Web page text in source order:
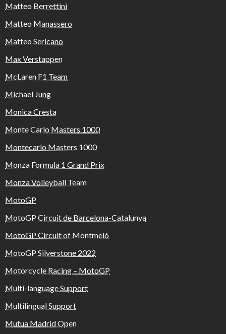
Matteo Berrettini
Matteo Manassero
Matteo Sericano
Max Verstappen
McLaren F1 Team
Michael Jung
Monica Cresta
Monte Carlo Masters 1000
Montecarlo Masters 1000
Monza Formula 1 Grand Prix
Monza Volleyball Team
MotoGP
MotoGP Circuit de Barcelona-Catalunya
MotoGP Circuit of Montmeló
MotoGP Silverstone 2022
Motorcycle Racing – MotoGP
Multi-language Support
Multilingual Support
Mutua Madrid Open